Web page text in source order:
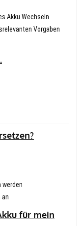
Akku Wechseln
Vorgaben
werden
für mein